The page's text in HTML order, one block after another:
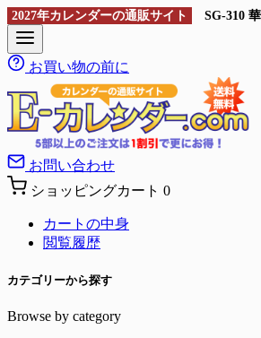
2027年カレンダーの通販サイト SG-310
お買い物の前に
お問い合わせ
ショッピングカート 0
カートの中身
閲覧履歴
カテゴリーから探す
Browse by category